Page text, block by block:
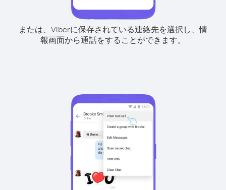
または、Viberに保存されている連絡先を選択し、情
報画面から通話をすることができます。